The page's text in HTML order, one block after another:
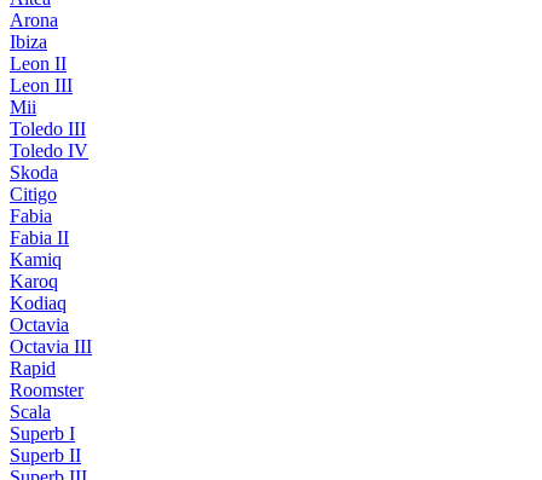
Arona
Ibiza
Leon II
Leon III
Mii
Toledo III
Toledo IV
Skoda
Citigo
Fabia
Fabia II
Kamiq
Karoq
Kodiaq
Octavia
Octavia III
Rapid
Roomster
Scala
Superb I
Superb II